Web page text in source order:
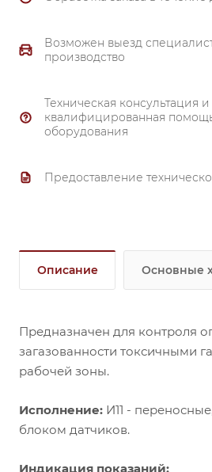
Возможен выезд
производство
Техническая консультация и
квалифицированная
оборудования
Предоставление
Описание Основные
Предназначен для контроля
загазованности токсичными
рабочей зоны.
Исполнение: И11 -
блоком датчиков.
Индикация показаний: